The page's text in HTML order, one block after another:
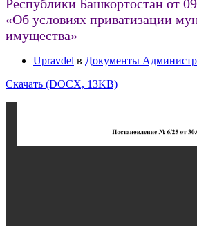
Республики Башкортостан от
«Об условиях приватизации
имущества»
Upravdel в Документы
Скачать (DOCX, 13KB)